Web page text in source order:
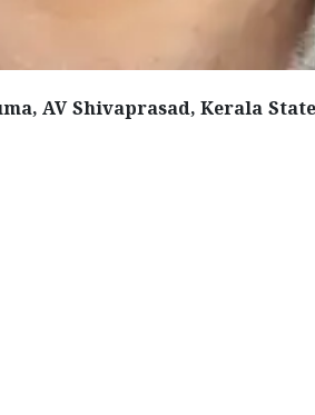
AV Shivaprasad, Kerala